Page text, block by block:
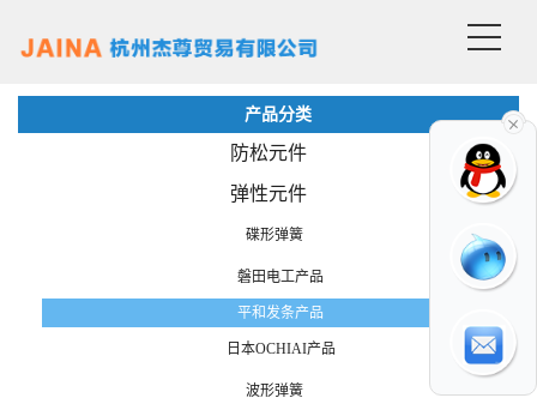
产品分类
防松元件
弹性元件
碟形弹簧
磐田电工产品
平和发条产品
日本OCHIAI产品
波形弹簧